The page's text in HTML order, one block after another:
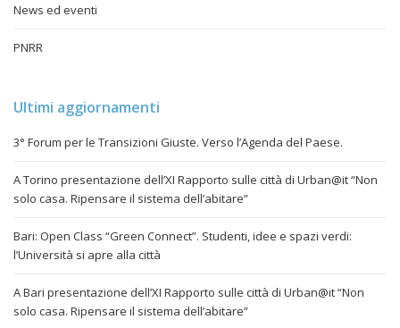
News ed eventi
PNRR
Ultimi aggiornamenti
3° Forum per le Transizioni Giuste. Verso l’Agenda del Paese.
A Torino presentazione dell’XI Rapporto sulle città di Urban@it “Non
solo casa. Ripensare il sistema dell’abitare”
Bari: Open Class “Green Connect”. Studenti, idee e spazi verdi:
l’Università si apre alla città
A Bari presentazione dell’XI Rapporto sulle città di Urban@it “Non
solo casa. Ripensare il sistema dell’abitare”